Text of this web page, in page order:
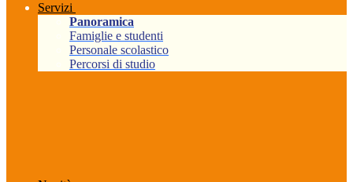
Servizi
Panoramica
Famiglie e studenti
Personale scolastico
Percorsi di studio